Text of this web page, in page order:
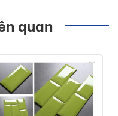
hình và ánh sáng.
chuyển và Khuyến
quan